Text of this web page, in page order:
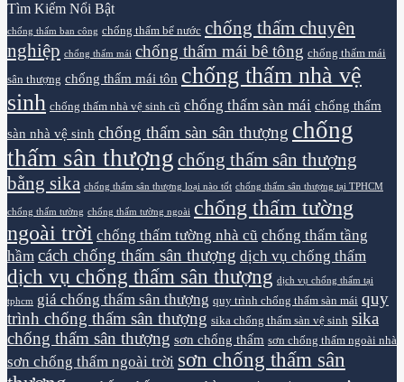
Tìm Kiếm Nổi Bật
chống thấm ban công chống thấm bể nước chống thấm chuyên
nghiệp chống thấm mái chống thấm mái bê tông chống thấm mái
sân thượng chống thấm mái tôn chống thấm nhà vệ
sinh chống thấm nhà vệ sinh cũ chống thấm sàn mái chống thấm
sàn nhà vệ sinh chống thấm sàn sân thượng chống
thấm sân thượng chống thấm sân thượng
bằng sika chống thấm sân thượng loại nào tốt chống thấm sân thượng tại TPHCM
chống thấm tường chống thấm tường ngoài chống thấm tường
ngoài trời chống thấm tường nhà cũ chống thấm tầng
hầm cách chống thấm sân thượng dịch vụ chống thấm
dịch vụ chống thấm sân thượng dịch vụ chống thấm tại
tphcm giá chống thấm sân thượng quy trình chống thấm sàn mái quy
trình chống thấm sân thượng sika chống thấm sàn vệ sinh sika
chống thấm sân thượng sơn chống thấm sơn chống thấm ngoài nhà
sơn chống thấm ngoài trời sơn chống thấm sân